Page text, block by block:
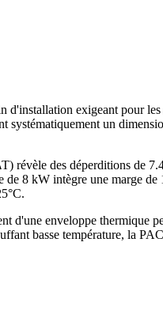
exigeant pour
un
révèle des déperditions
8 kW intègre une marge
d'une enveloppe thermique
basse température, la